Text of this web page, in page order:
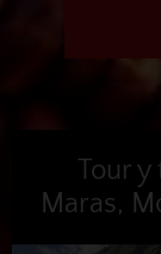
Tour
Maras,